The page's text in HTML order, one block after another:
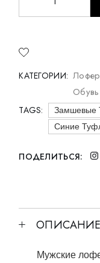
Мужские
КАТЕГОРИИ:
Обувь
TAGS: Замшевые
Синие
ПОДЕЛИТЬСЯ:
ОПИСАНИЕ
Мужские